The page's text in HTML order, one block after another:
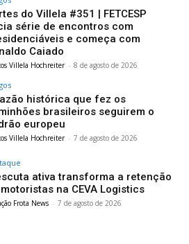
do Villela #351 | FETCESP
série de encontros com
e começa com
Caiado
Villela Hochreiter - 8 de agosto de 2026
histórica que fez os
brasileiros seguirem o
europeu
Villela Hochreiter - 7 de agosto de 2026
ativa transforma a retenção
na CEVA Logistics
Frota News - 7 de agosto de 2026